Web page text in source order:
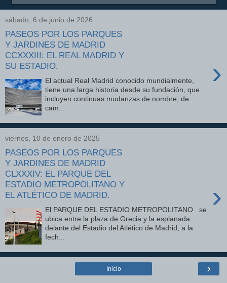
sábado, 6 de junio de 2026
PASEOS POR LOS PARQUES
Y JARDINES DE MADRID
CCXXXIII: EL REAL MADRID Y
SU ESTADIO.
›
El actual Real Madrid conocido mundialmente,
tiene una larga historia desde su fundación, que
incluyen continuas mudanzas de nombre, de
cam...
viernes, 10 de enero de 2025
PASEOS POR LOS PARQUES
Y JARDINES DE MADRID
CLXXXIV: EL PARQUE DEL
ESTADIO METROPOLITANO Y
EL ATLÉTICO DE MADRID.
›
El PARQUE DEL ESTADIO METROPOLITANO se
ubica entre la plaza de Grecia y la esplanada
delante del Estadio del Atlético de Madrid, a la
fech...
›
Inicio